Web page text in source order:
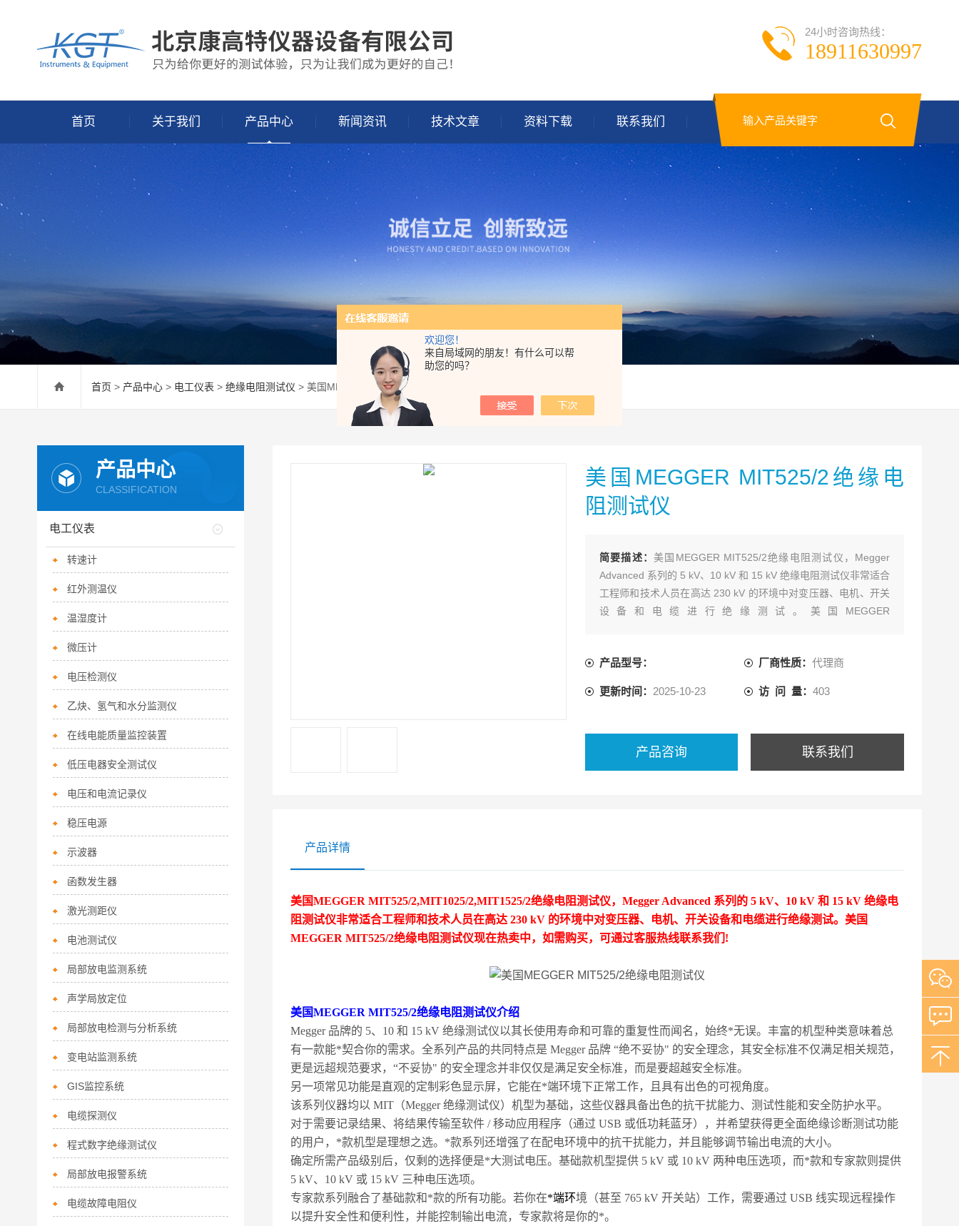
欢迎您！
来自局域网的朋友！有什么可以帮
助您的吗？
24小时咨询热线：
18911630997
首页 关于我们 产品中心 新闻资讯 技术文章 资料下载 联系我们
首页 > 产品中心 > 电工仪表 > 绝缘电阻测试仪 > 美国MEGGER MIT525/2绝缘电阻测试仪
美国MEGGER MIT525/2绝缘电
阻测试仪
简要描述：美国MEGGER MIT525/2绝缘电阻测试仪，Megger
Advanced 系列的 5 kV、10 kV 和 15 kV 绝缘电阻测试仪非常适合
工程师和技术人员在高达 230 kV 的环境中对变压器、电机、开关
设备和电缆进行绝缘测试。美国MEGGER
产品型号： 厂商性质：代理商
更新时间： 2025-10-23 访 问 量：403
产品咨询 联系我们
产品详情
美国MEGGER MIT525/2,MIT1025/2,MIT1525/2绝缘电阻测试仪，Megger Advanced 系列的 5 kV、10 kV 和 15 kV 绝缘电
阻测试仪非常适合工程师和技术人员在高达 230 kV 的环境中对变压器、电机、开关设备和电缆进行绝缘测试。 美国
MEGGER MIT525/2绝缘电阻测试仪现在热卖中，如需购买，可通过客服热线联系我们!
美国MEGGER MIT525/2绝缘电阻测试仪介绍
Megger 品牌的 5、10 和 15 kV 绝缘测试仪以其长使用寿命和可靠的重复性而闻名，始终*无误。丰富的机型种类意味着总
有一款能*契合你的需求。全系列产品的共同特点是 Megger 品牌 “绝不妥协" 的安全理念，其安全标准不仅满足相关规范，
更是远超规范要求，“不妥协" 的安全理念并非仅仅是满足安全标准，而是要超越安全标准。
另一项常见功能是直观的定制彩色显示屏，它能在*端环境下正常工作，且具有出色的可视角度。
该系列仪器均以 MIT（Megger 绝缘测试仪）机型为基础，这些仪器具备出色的抗干扰能力、测试性能和安全防护水平。
对于需要记录结果、将结果传输至软件 / 移动应用程序（通过 USB 或低功耗蓝牙），并希望获得更全面绝缘诊断测试功能
的用户，*款机型是理想之选。*款系列还增强了在配电环境中的抗干扰能力，并且能够调节输出电流的大小。
确定所需产品级别后，仅剩的选择便是*大测试电压。基础款机型提供 5 kV 或 10 kV 两种电压选项，而*款和专家款则提供
5 kV、10 kV 或 15 kV 三种电压选项。
专家款系列融合了基础款和*款的所有功能。若你在*端环境（甚至 765 kV 开关站）工作，需要通过 USB 线实现远程操作
以提升安全性和便利性，并能控制输出电流，专家款将是你的*。
产品中心
CLASSIFICATION
电工仪表
转速计
红外测温仪
温湿度计
微压计
电压检测仪
乙炔、氢气和水分监测仪
在线电能质量监控装置
低压电器安全测试仪
电压和电流记录仪
稳压电源
示波器
函数发生器
激光测距仪
电池测试仪
局部放电监测系统
声学局放定位
局部放电检测与分析系统
变电站监测系统
GIS监控系统
电缆探测仪
程式数字绝缘测试仪
局部放电报警系统
电缆故障电阻仪